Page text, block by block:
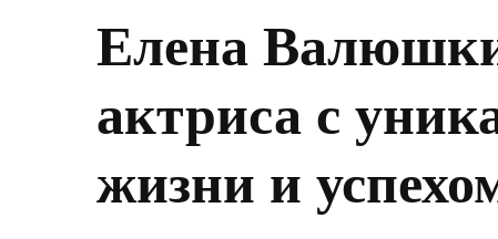
Елена
актриса с
жизни и